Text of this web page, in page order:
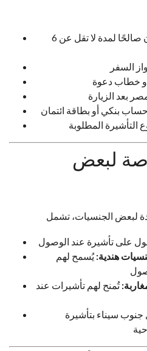
يجب أن يكون صالحًا لمدة لا تقل عن 6
لبعض
هندية:يُسمح لهم
تُمنح لهم تأشيرات عند
سيناء بتأشيرة